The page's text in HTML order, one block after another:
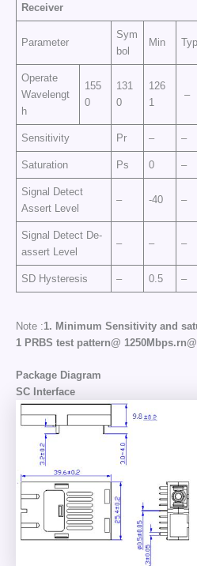
Receiver
Parameter
Sym
bol
Min Typ
Operate
Wavelengt
h
155
0
131
0
126
1
–
Sensitivity Pr – –
Saturation Ps 0 –
Signal Detect
Assert Level
– -40 –
Signal Detect De-
assert Level
– – –
SD Hysteresis – 0.5 –
Note :1. Minimum Sensitivity and
1 PRBS test pattern@ 1250Mbps.
Package Diagram
SC Interface